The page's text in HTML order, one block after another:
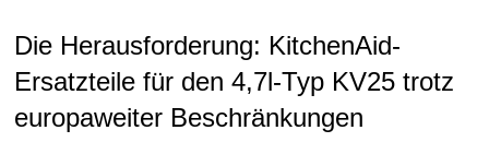
Die Herausforderung: KitchenAid-
Ersatzteile für den 4,7l-Typ KV25 trotz
europaweiter Beschränkungen